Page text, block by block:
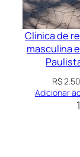
Clínica de
masculina
R$
Adicionar
1